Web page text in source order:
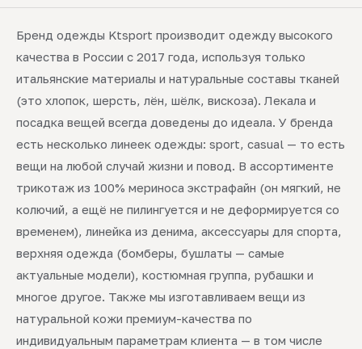
Бренд одежды Ktsport производит одежду высокого
качества в России с 2017 года, используя только
итальянские материалы и натуральные составы тканей
(это хлопок, шерсть, лён, шёлк, вискоза). Лекала и
посадка вещей всегда доведены до идеала. У бренда
есть несколько линеек одежды: sport, casual — то есть
вещи на любой случай жизни и повод. В ассортименте
трикотаж из 100% мериноса экстрафайн (он мягкий, не
колючий, а ещё не пилингуется и не деформируется со
временем), линейка из денима, аксессуары для спорта,
верхняя одежда (бомберы, бушлаты — самые
актуальные модели), костюмная группа, рубашки и
многое другое. Также мы изготавливаем вещи из
натуральной кожи премиум-качества по
индивидуальным параметрам клиента — в том числе